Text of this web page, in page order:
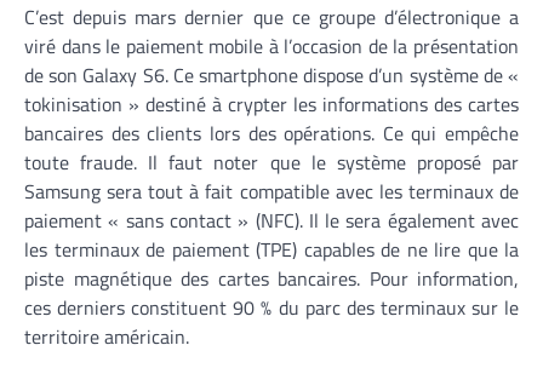
C’est depuis mars dernier que ce groupe d’électronique a
viré dans le paiement mobile à l’occasion de la présentation
de son Galaxy S6. Ce smartphone dispose d’un système de «
tokinisation » destiné à crypter les informations des cartes
bancaires des clients lors des opérations. Ce qui empêche
toute fraude. Il faut noter que le système proposé par
Samsung sera tout à fait compatible avec les terminaux de
paiement « sans contact » (NFC). Il le sera également avec
les terminaux de paiement (TPE) capables de ne lire que la
piste magnétique des cartes bancaires. Pour information,
ces derniers constituent 90 % du parc des terminaux sur le
territoire américain.